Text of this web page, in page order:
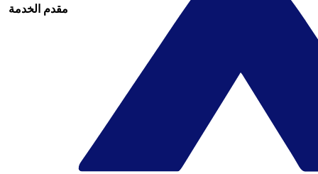
مقدم الخدمة